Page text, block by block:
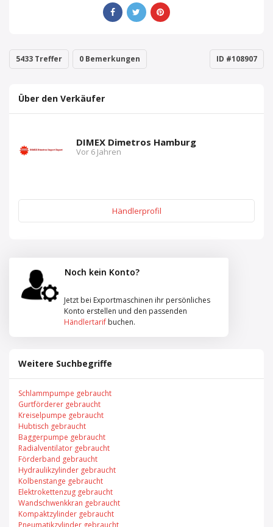
5433 Treffer 0 Bemerkungen ID #108907
Über den Verkäufer
DIMEX Dimetros Hamburg
Vor 6 Jahren
Händlerprofil
Noch kein Konto?
Jetzt bei Exportmaschinen ihr persönliches
Konto erstellen und den passenden
Händlertarif buchen.
Weitere Suchbegriffe
Schlammpumpe gebraucht
Gurtförderer gebraucht
Kreiselpumpe gebraucht
Hubtisch gebraucht
Baggerpumpe gebraucht
Radialventilator gebraucht
Förderband gebraucht
Hydraulikzylinder gebraucht
Kolbenstange gebraucht
Elektrokettenzug gebraucht
Wandschwenkkran gebraucht
Kompaktzylinder gebraucht
Pneumatikzylinder gebraucht